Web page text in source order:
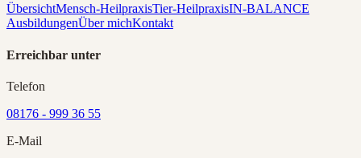
ÜbersichtMensch-HeilpraxisTier-HeilpraxisIN-BALANCE
AusbildungenÜber michKontakt
Erreichbar unter
Telefon
08176 - 999 36 55
E-Mail